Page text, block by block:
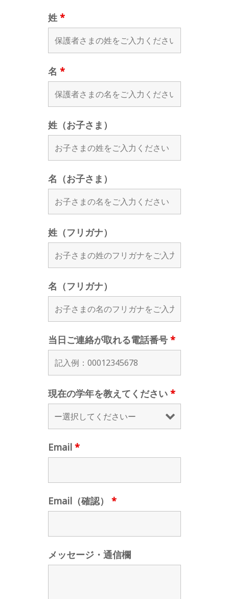
姓 *
名 *
姓（お子さま）
名（お子さま）
姓（フリガナ）
名（フリガナ）
当日ご連絡が取れる電話番号 *
現在の学年を教えてください *
Email *
Email（確認） *
メッセージ・通信欄